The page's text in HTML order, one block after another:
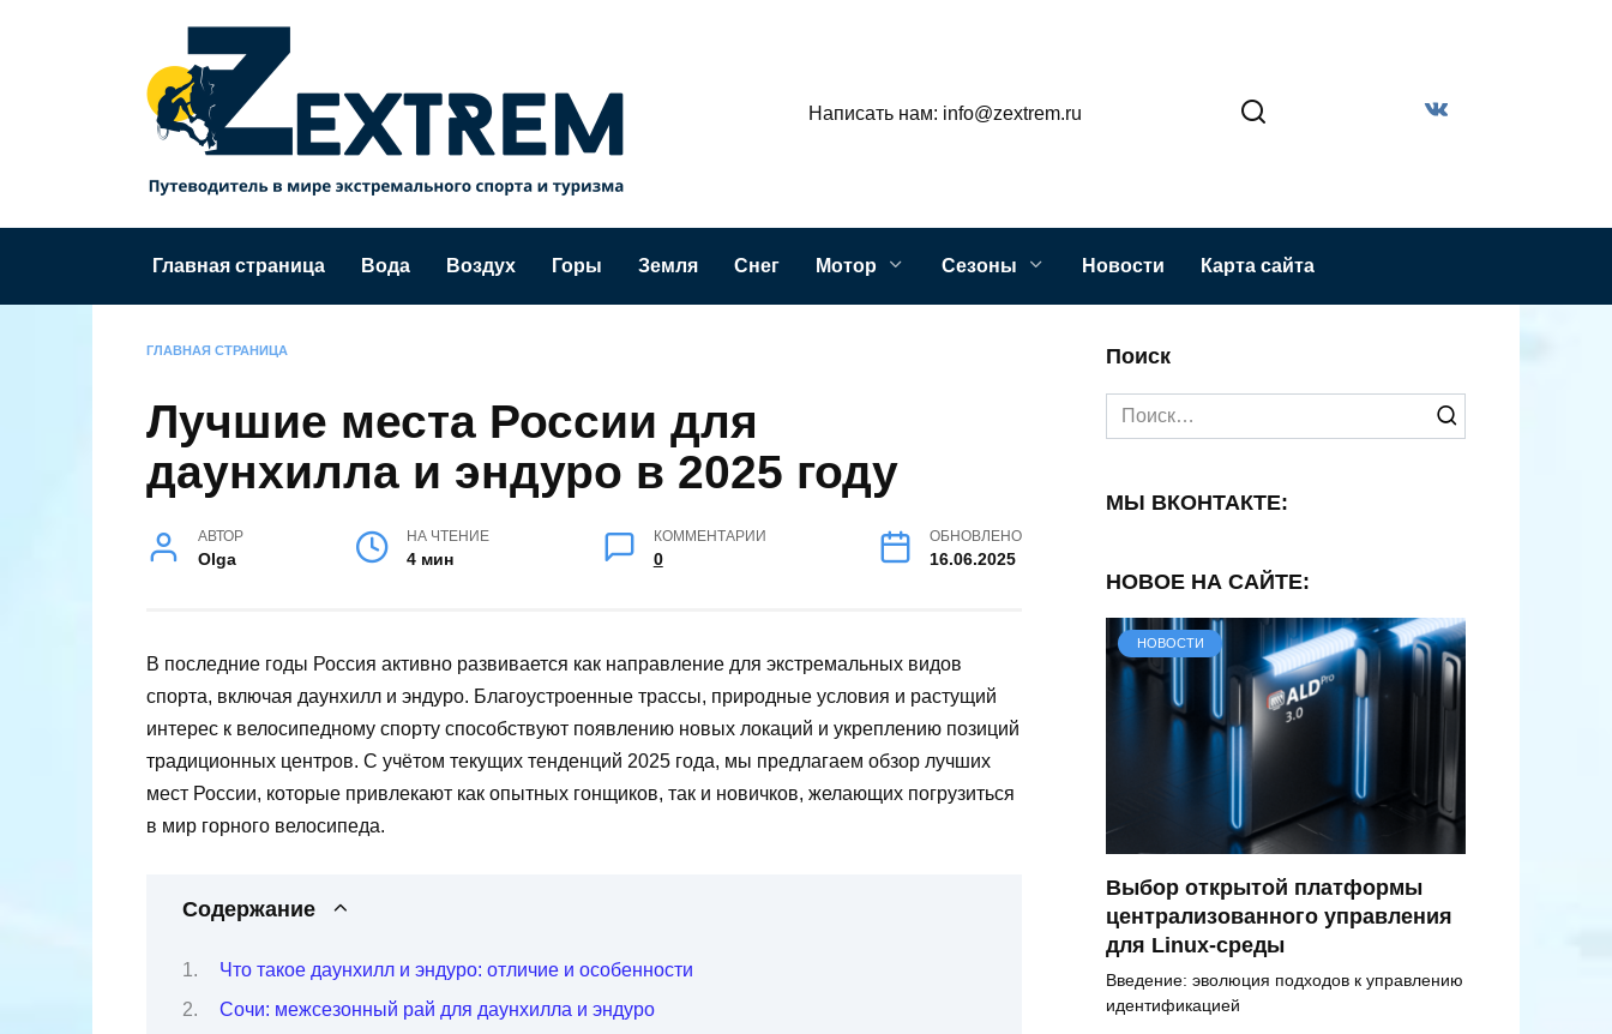
Написать нам: info@zextrem.ru
Главная страница Вода Воздух Горы Земля Снег Мотор Сезоны Новости Карта сайта
ГЛАВНАЯ СТРАНИЦА
Лучшие места России для
даунхилла и эндуро в 2025 году
АВТОР
Olga
НА ЧТЕНИЕ
4 мин
КОММЕНТАРИИ
0
ОБНОВЛЕНО
16.06.2025
В последние годы Россия активно развивается как направление для экстремальных видов
спорта, включая даунхилл и эндуро. Благоустроенные трассы, природные условия и растущий
интерес к велосипедному спорту способствуют появлению новых локаций и укреплению позиций
традиционных центров. С учётом текущих тенденций 2025 года, мы предлагаем обзор лучших
мест России, которые привлекают как опытных гонщиков, так и новичков, желающих погрузиться
в мир горного велосипеда.
Содержание
Что такое даунхилл и эндуро: отличие и особенности
Сочи: межсезонный рай для даунхилла и эндуро
Поиск
Search
for:
МЫ ВКОНТАКТЕ:
НОВОЕ НА САЙТЕ:
НОВОСТИ
Выбор открытой платформы
централизованного управления
для Linux-среды
Введение: эволюция подходов к управлению
идентификацией